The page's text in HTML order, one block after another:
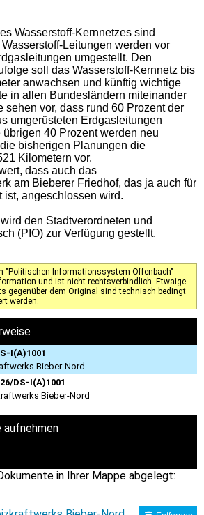
Wasserstoff-Kernnetzes sind
Leitungen werden vor
umgestellt. Den
soll das Wasserstoff-Kernnetz bis
anwachsen und künftig wichtige
in allen Bundesländern miteinander
sehen vor, dass rund 60 Prozent der
umgerüsteten Erdgasleitungen
40 Prozent werden neu
bisherigen Planungen die
Kilometern vor.
dass auch das
am Bieberer Friedhof, das ja auch für
ist, angeschlossen wird.
den Stadtverordneten und
(PIO) zur Verfügung gestellt.
"Politischen Informationssystem Offenbach"
und ist nicht rechtsverbindlich. Etwaige
gegenüber dem Original sind technisch bedingt
werden.
I(A)1001
Bieber-Nord
DS-I(A)1001
Bieber-Nord
aufnehmen
in Ihrer Mappe abgelegt: